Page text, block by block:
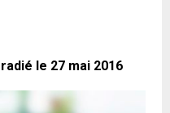
le 27 mai 2016